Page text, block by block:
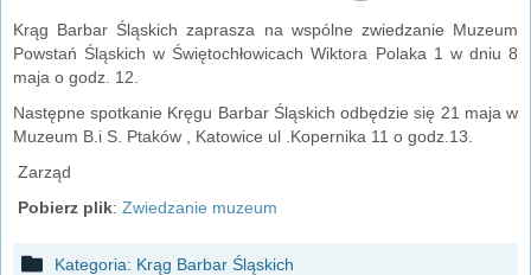
Krąg Barbar Śląskich zaprasza na wspólne zwiedzanie Muzeum
Powstań Śląskich w Świętochłowicach Wiktora Polaka 1 w dniu 8
maja o godz. 12.
Następne spotkanie Kręgu Barbar Śląskich odbędzie się 21 maja w
Muzeum B.i S. Ptaków , Katowice ul .Kopernika 11 o godz.13.
Zarząd
Pobierz plik: Zwiedzanie muzeum
Kategoria: Krąg Barbar Śląskich